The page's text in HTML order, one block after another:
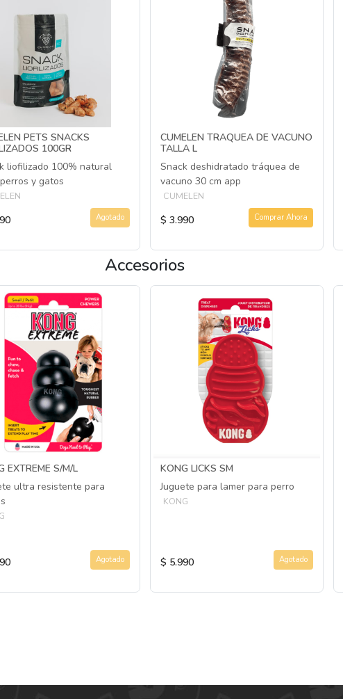
PETS SNACKS
100GR
liofilizado 100% natural
y gatos
Agotado
CUMELEN TRAQUEA DE VACUNO
TALLA L
Snack deshidratado tráquea de
vacuno 30 cm app
CUMELEN
$ 3.990 Comprar Ahora
Accesorios
EXTREME S/M/L
ultra resistente para
Agotado
KONG LICKS SM
Juguete para lamer para perro
KONG
$ 5.990 Agotado